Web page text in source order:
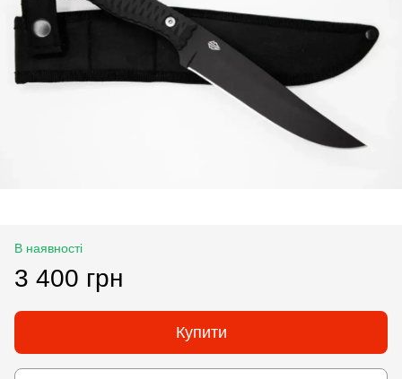
В наявності
3 400 грн
Купити